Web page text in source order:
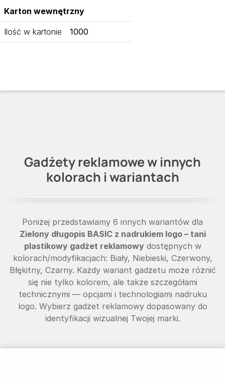
Karton wewnętrzny
Ilość w kartonie 1000
Gadżety reklamowe w innych
kolorach i wariantach
Poniżej przedstawiamy 6 innych wariantów dla
Zielony długopis BASIC z nadrukiem logo – tani
plastikowy gadżet reklamowydostępnych w
kolorach/modyfikacjach: Biały, Niebieski, Czerwony,
Błękitny, Czarny. Każdy wariant gadżetu może różnić
się nie tylko kolorem, ale także szczegółami
technicznymi — opcjami i technologiami nadruku
logo. Wybierz gadżet reklamowy dopasowany do
identyfikacji wizualnej Twojej marki.